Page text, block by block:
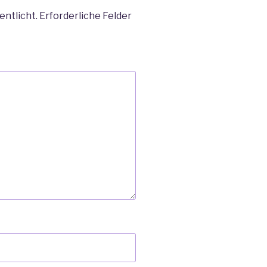
Erforderliche Felder